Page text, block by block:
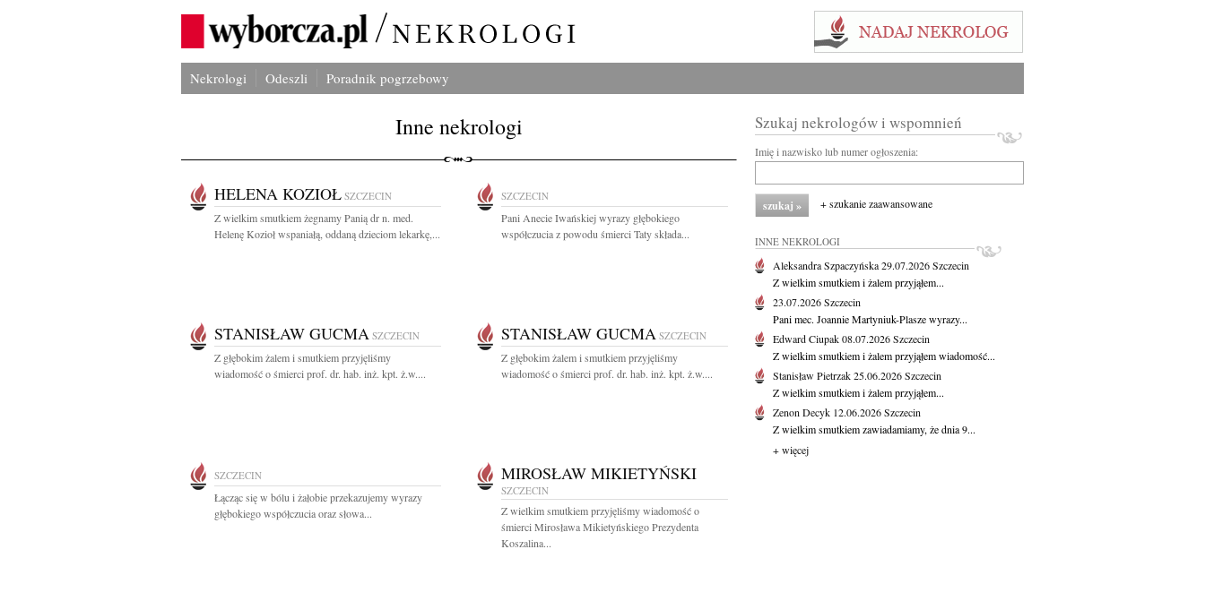
Nekrologi Odeszli Poradnik pogrzebowy
Inne nekrologi
HELENA KOZIOŁ SZCZECIN
Z wielkim smutkiem żegnamy Panią dr n. med.
Helenę Kozioł wspaniałą, oddaną dzieciom lekarkę,...
SZCZECIN
Pani Anecie Iwańskiej wyrazy głębokiego
współczucia z powodu śmierci Taty składa...
STANISŁAW GUCMA SZCZECIN
Z głębokim żalem i smutkiem przyjęliśmy
wiadomość o śmierci prof. dr. hab. inż. kpt. ż.w....
STANISŁAW GUCMA SZCZECIN
Z głębokim żalem i smutkiem przyjęliśmy
wiadomość o śmierci prof. dr. hab. inż. kpt. ż.w....
SZCZECIN
Łącząc się w bólu i żałobie przekazujemy wyrazy
głębokiego współczucia oraz słowa...
MIROSŁAW MIKIETYŃSKI
SZCZECIN
Z wielkim smutkiem przyjęliśmy wiadomość o
śmierci Mirosława Mikietyńskiego Prezydenta
Koszalina...
Szukaj nekrologów i wspomnień
Imię i nazwisko lub numer ogłoszenia:
+ szukanie zaawansowane
INNE NEKROLOGI
Aleksandra Szpaczyńska29.07.2026Szczecin
Z wielkim smutkiem i żalem przyjąłem...
23.07.2026Szczecin
Pani mec. Joannie Martyniuk-Plasze wyrazy...
Edward Ciupak08.07.2026Szczecin
Z wielkim smutkiem i żalem przyjąłem wiadomość...
Stanisław Pietrzak25.06.2026Szczecin
Z wielkim smutkiem i żalem przyjąłem...
Zenon Decyk 12.06.2026Szczecin
Z wielkim smutkiem zawiadamiamy, że dnia 9...
+ więcej